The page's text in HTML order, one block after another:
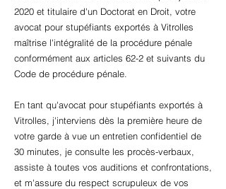
2020 et titulaire d'un Doctorat en Droit, votre
avocat pour stupéfiants exportés à Vitrolles
maîtrise l'intégralité de la procédure pénale
conformément aux articles 62-2 et suivants du
Code de procédure pénale.
En tant qu'avocat pour stupéfiants exportés à
Vitrolles, j'interviens dès la première heure de
votre garde à vue un entretien confidentiel de
30 minutes, je consulte les procès-verbaux,
assiste à toutes vos auditions et confrontations,
et m'assure du respect scrupuleux de vos